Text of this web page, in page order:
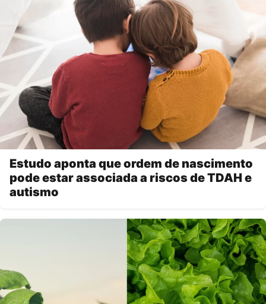
Estudo aponta que ordem de nascimento
pode estar associada a riscos de TDAH e
autismo